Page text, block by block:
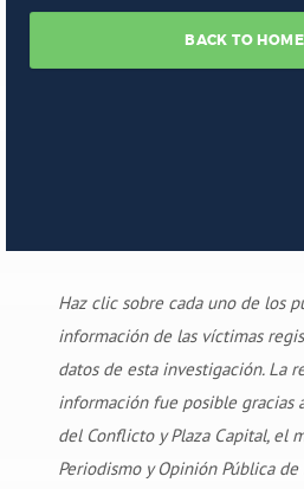
Haz clic sobre cada uno de los
información de las víctimas
datos de esta investigación. La
información fue posible gracias
del Conflicto y Plaza Capital, el
Periodismo y Opinión Pública